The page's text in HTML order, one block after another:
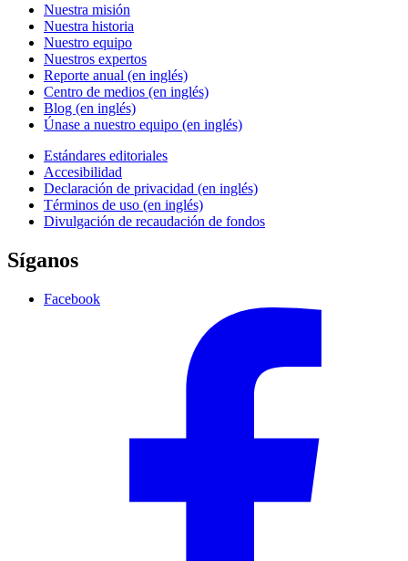
Nuestra misión
Nuestra historia
Nuestro equipo
Nuestros expertos
Reporte anual (en inglés)
Centro de medios (en inglés)
Blog (en inglés)
Únase a nuestro equipo (en inglés)
Estándares editoriales
Accesibilidad
Declaración de privacidad (en inglés)
Términos de uso (en inglés)
Divulgación de recaudación de fondos
Síganos
Facebook